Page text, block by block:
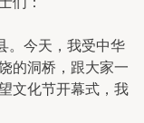
。今天，我受中华
的洞桥，跟大家一
文化节开幕式，我